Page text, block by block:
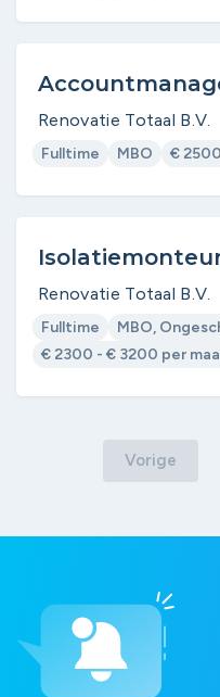
Renovatie Totaal B.V.
Fulltime MBO €
Renovatie Totaal B.V.
Fulltime
MBO,
€ 2300 - € 3200 per
Vorige